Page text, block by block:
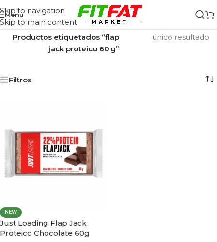
Skip to navigation
Skip to main content
Menu
Inicio/
Productos etiquetados “flap
jack proteico 60 g”
único resultado
Filtros
NEW
Just Loading Flap Jack
Proteico Chocolate 60g